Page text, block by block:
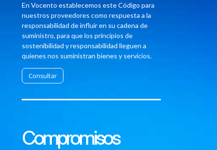
En Vocento establecemos este Código para
nuestros proveedores como respuesta a la
responsabilidad de influir en su cadena de
suministro, para que los principios de
sostenibilidad y responsabilidad lleguen a
quienes nos suministran bienes y servicios.
Consultar
Compromisos